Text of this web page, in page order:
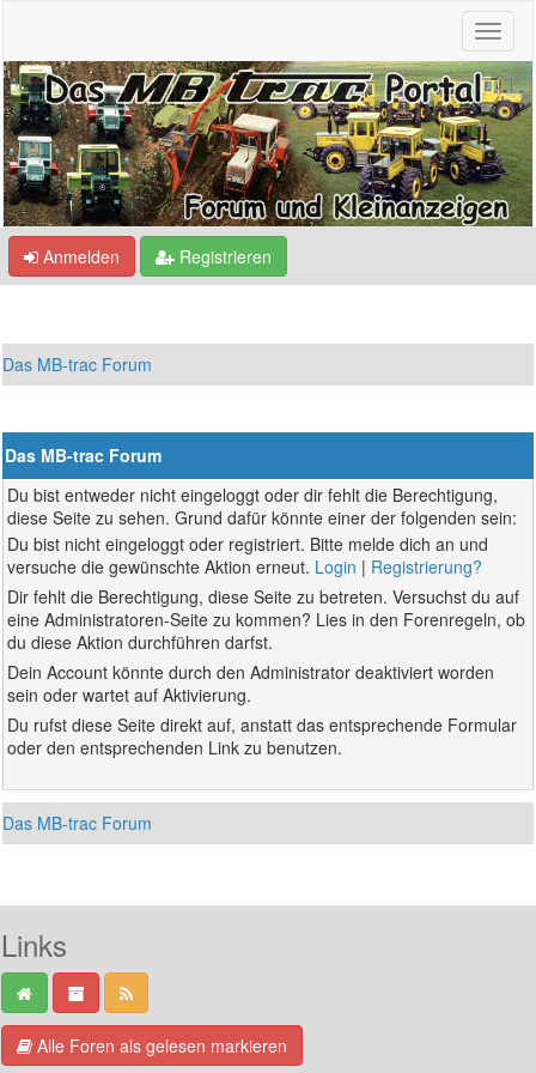
Anmelden Registrieren
Das MB-trac Forum
Das MB-trac Forum
Du bist entweder nicht eingeloggt oder dir fehlt die Berechtigung,
diese Seite zu sehen. Grund dafür könnte einer der folgenden sein:
Du bist nicht eingeloggt oder registriert. Bitte melde dich an und
versuche die gewünschte Aktion erneut. Login | Registrierung?
Dir fehlt die Berechtigung, diese Seite zu betreten. Versuchst du auf
eine Administratoren-Seite zu kommen? Lies in den Forenregeln, ob
du diese Aktion durchführen darfst.
Dein Account könnte durch den Administrator deaktiviert worden
sein oder wartet auf Aktivierung.
Du rufst diese Seite direkt auf, anstatt das entsprechende Formular
oder den entsprechenden Link zu benutzen.
Das MB-trac Forum
Links
Alle Foren als gelesen markieren